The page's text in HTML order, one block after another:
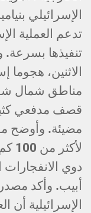
الإسرائيلي
تدعم العملية
تنفيذها
الاثنين، هجوما
مناطق شمال
قصف مدفعي
مضيئة. وأوضح
دوي
أبيب. وأكد
الإسرائيلية أن